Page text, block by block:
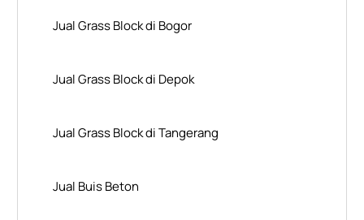
Jual Grass Block di Bogor
Jual Grass Block di Depok
Jual Grass Block di Tangerang
Jual Buis Beton